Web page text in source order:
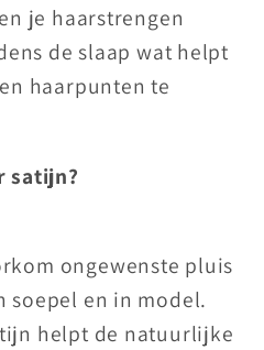
je haarstrengen
de slaap wat helpt
haarpunten te
satijn?
ongewenste pluis
soepel en in model.
helpt de natuurlijke